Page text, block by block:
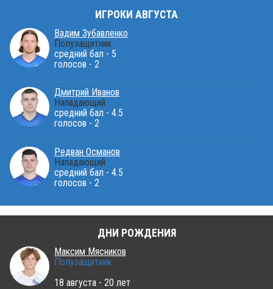
ИГРОКИ АВГУСТА
Вадим Зубавленко
Полузащитник
средний бал - 5
голосов - 2
Дмитрий Иванов
Нападающий
средний бал - 4.5
голосов - 2
Редван Османов
Нападающий
средний бал - 4.5
голосов - 2
ДНИ РОЖДЕНИЯ
Максим Мясников
Полузащитник
18 августа - 20 лет